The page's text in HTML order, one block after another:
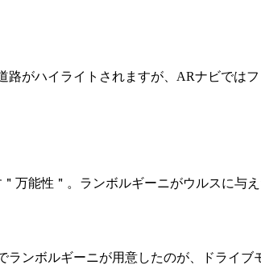
がハイライトされますが、ARナビでは
万能性＂。ランボルギーニがウルスに与
ンボルギーニが用意したのが、ドライブ